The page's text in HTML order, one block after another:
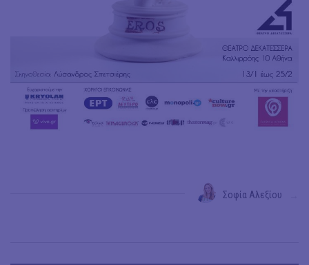
Σοφία Αλεξίου